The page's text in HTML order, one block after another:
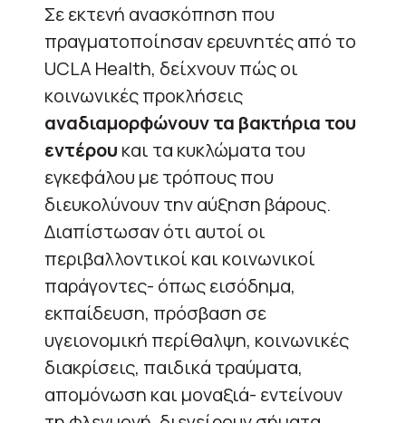
Σε εκτενή ανασκόπηση που
πραγματοποίησαν ερευνητές από το
UCLA Health, δείχνουν πώς οι
κοινωνικές προκλήσεις
αναδιαμορφώνουν τα βακτήρια του
εντέρου και τα κυκλώματα του
εγκεφάλου με τρόπους που
διευκολύνουν την αύξηση βάρους.
Διαπίστωσαν ότι αυτοί οι
περιβαλλοντικοί και κοινωνικοί
παράγοντες- όπως εισόδημα,
εκπαίδευση, πρόσβαση σε
υγειονομική περίθαλψη, κοινωνικές
διακρίσεις, παιδικά τραύματα,
απομόνωση και μοναξιά- εντείνουν